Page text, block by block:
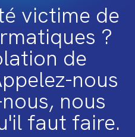
victime de
?
de
nous
nous
faut faire.